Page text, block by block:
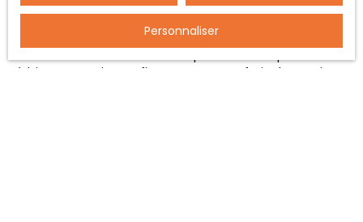
Comprendre et anticiper les frais à prévoir lors d’un
à bien son projet. Du financement aux frais de notaire,
Personnaliser